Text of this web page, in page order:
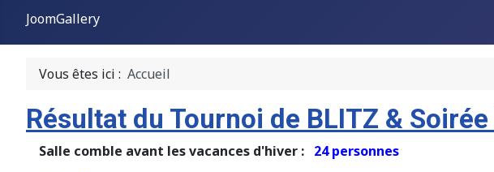
JoomGallery
Vous êtes ici : Accueil
Résultat du Tournoi de BLITZ &
Salle comble avant les vacances d'hiver : 24 personnes